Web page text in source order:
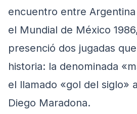
encuentro entre
el Mundial de México
presenció dos jugadas
historia: la denominada
el llamado «gol del siglo»
Diego Maradona.